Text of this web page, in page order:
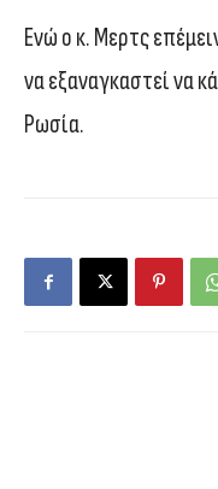
Ενώ ο κ. Μερτς
να εξαναγκαστεί να
Ρωσία.